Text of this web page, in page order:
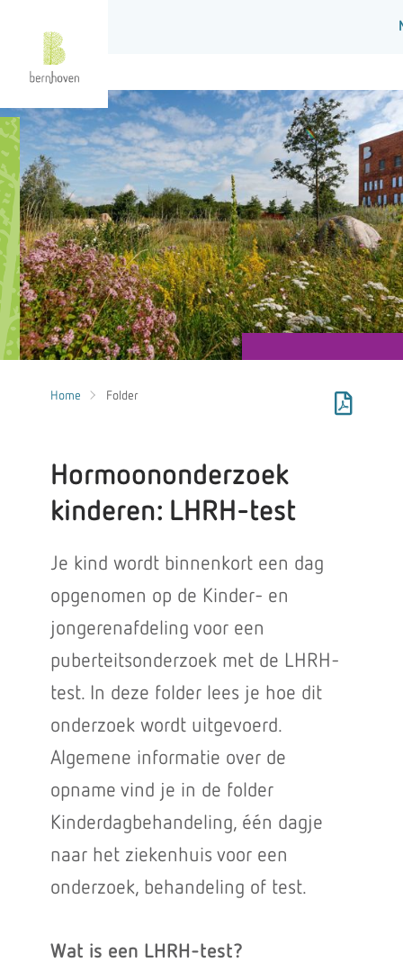
Home Folder
Hormoononderzoek
kinderen: LHRH-test
Je kind wordt binnenkort een dag
opgenomen op de Kinder- en
jongerenafdeling voor een
puberteitsonderzoek met de LHRH-
test. In deze folder lees je hoe dit
onderzoek wordt uitgevoerd.
Algemene informatie over de
opname vind je in de folder
Kinderdagbehandeling, één dagje
naar het ziekenhuis voor een
onderzoek, behandeling of test.
Wat is een LHRH-test?